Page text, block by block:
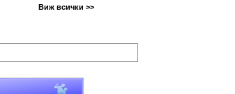
Виж всички >>